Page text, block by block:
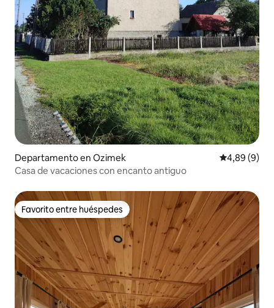
Departamento en Ozimek Calificación
4,89 (9)
Casa de vacaciones con encanto antiguo
Favorito entre huéspedes
Favorito entre huéspedes